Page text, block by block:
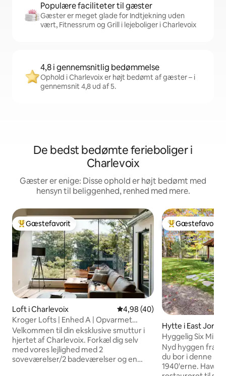
Populære faciliteter til gæster
Gæster er meget glade for Indtjekning uden
vært, Fitnessrum og Grill i lejeboliger i Charlevoix
4,8 i gennemsnitlig bedømmelse
Ophold i Charlevoix er højt bedømt af gæster – i
gennemsnit 4,8 ud af 5.
De bedst bedømte ferieboliger i
Charlevoix
Gæster er enige: Disse ophold er højt bedømt med
hensyn til beliggenhed, renhed med mere.
Bedste gæstefavorit
Gæstefavorit
Loft i Charlevoix 4,98 ud af 5 i gennemsnitlig
4,98 (40)
Kroger Lofts | Enhed A | Opvarmet
tagterrasse med pool
Velkommen til din eksklusive smuttur i
hjertet af Charlevoix. Forkæl dig selv
med vores lejlighed med 2
soveværelser/2 badeværelser og en
Bedste
Gæstefavorit
Hytte i East
Hyggelig Six Mile
Nyd hyggen fra
du bor i denne
1940'erne.